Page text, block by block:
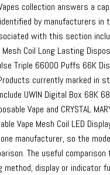
collection answers a
by manufacturers
with this section
Coil Long Lasting
Triple 66000 Puffs 66K
currently marked in
UWIN Digital Box 68K
Vape and CRYSTAL
Vape Mesh Coil LED
manufacturer, so the
The useful
method, display or indicator